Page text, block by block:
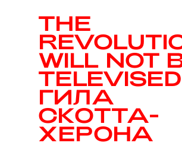
THE
WILL NOT
TELEVISED
ГИЛА
СКОТТА-
ХЕРОНА